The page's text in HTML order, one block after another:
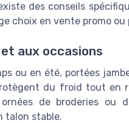
des conseils
choix en vente promo
aux occasions
ou en été, portées
du froid tout en
de broderies ou
talon stable.